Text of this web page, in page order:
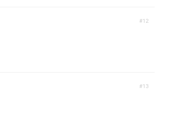
#12
#13